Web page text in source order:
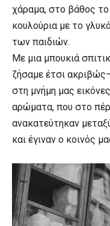
χάραμα, στο βάθος
κουλούρια με το
των παιδιών.
Με μια μπουκιά
ζήσαμε έτσι
στη μνήμη μας
αρώματα, που στο
ανακατεύτηκαν
και έγιναν ο κοινός